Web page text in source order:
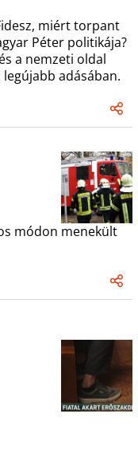
miért torpant
Péter politikája?
a nemzeti oldal
adásában.
módon menekült